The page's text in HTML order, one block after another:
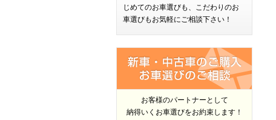
じめてのお車選びも、こだわりのお
車選びもお気軽にご相談下さい！
お客様のパートナーとして
納得いくお車選びをお約束します！